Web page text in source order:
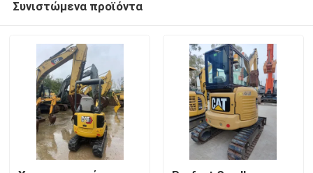
Σπίτι
Συνιστώμενα προϊόντα